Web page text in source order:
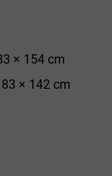
× 154 cm
× 142 cm